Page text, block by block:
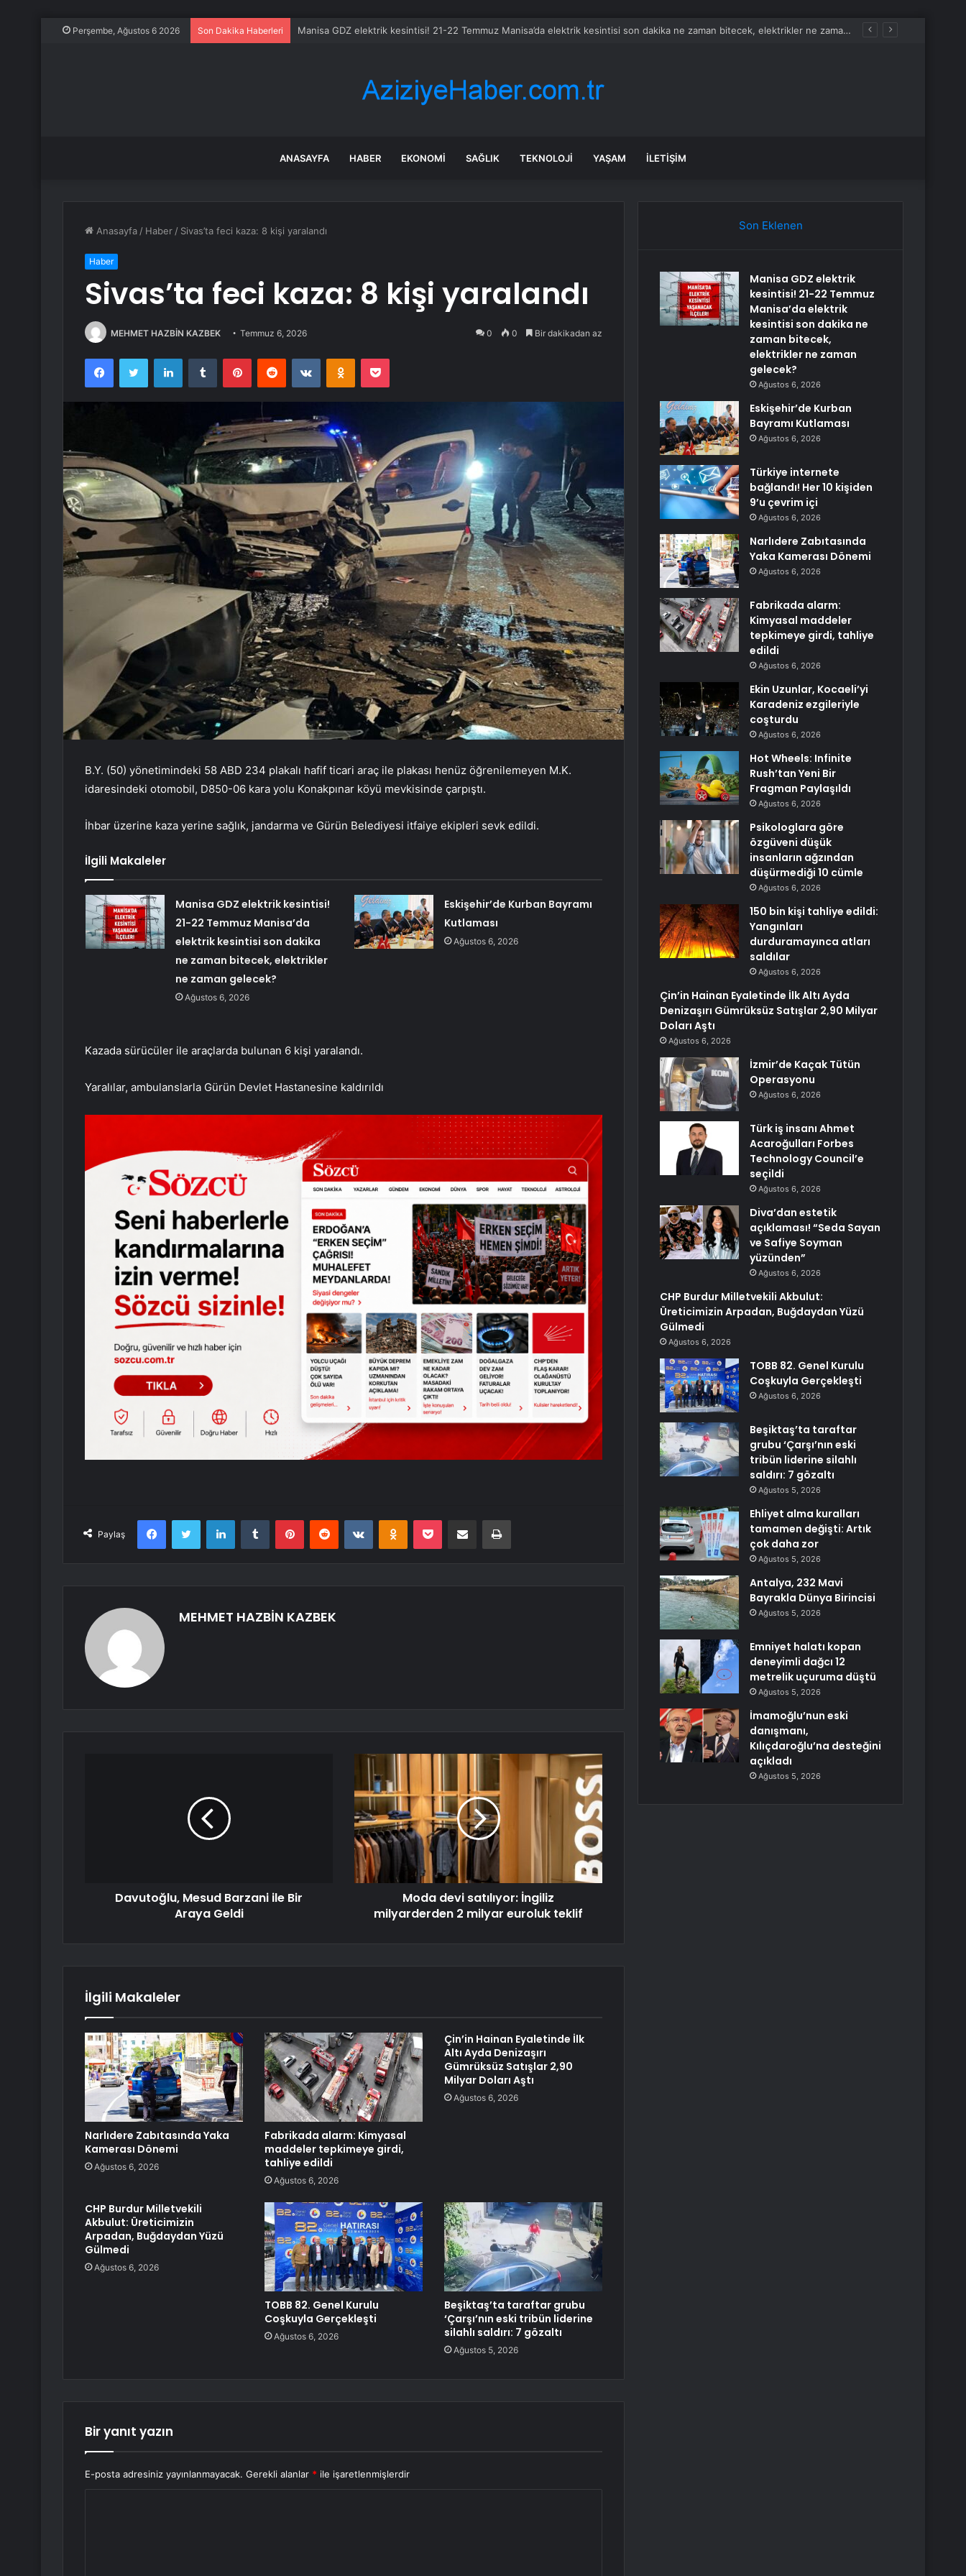
Perşembe, Ağustos 6 2026 Son Dakika Haberleri Manisa GDZ elektrik kesintisi! 21-22 Temmuz Manisa’da elektrik kesintisi son dakika ne zaman bitecek, elektrikler ne zaman gelecek?
ANASAYFA HABER EKONOMI SAĞLIK TEKNOLOJI YAŞAM İLETIŞIM
Anasayfa / Haber / Sivas’ta feci kaza: 8 kişi yaralandı
Haber
Sivas’ta feci kaza: 8 kişi yaralandı
MEHMET HAZBİN KAZBEK Temmuz 6, 2026 0 0 Bir dakikadan az
FacebookTwitter LinkedInTumblr PinterestReddit VKontakteOdnoklassniki
Pocket
B.Y. (50) yönetimindeki 58 ABD 234 plakalı hafif ticari araç ile plakası henüz öğrenilemeyen M.K.
idaresindeki otomobil, D850-06 kara yolu Konakpınar köyü mevkisinde çarpıştı.
İhbar üzerine kaza yerine sağlık, jandarma ve Gürün Belediyesi itfaiye ekipleri sevk edildi.
İlgili Makaleler
Manisa GDZ elektrik kesintisi!
21-22 Temmuz Manisa’da
elektrik kesintisi son dakika
ne zaman bitecek, elektrikler
ne zaman gelecek?
Ağustos 6, 2026
Eskişehir’de Kurban Bayramı
Kutlaması
Ağustos 6, 2026
Kazada sürücüler ile araçlarda bulunan 6 kişi yaralandı.
Yaralılar, ambulanslarla Gürün Devlet Hastanesine kaldırıldı
Paylaş
FacebookTwitter LinkedInTumblr PinterestReddit VKontakteOdnoklassniki
Pocket E-Posta ile paylaş Yazdır
MEHMET HAZBİN KAZBEK
Davutoğlu, Mesud Barzani ile Bir
Araya Geldi
Moda devi satılıyor: İngiliz
milyarderden 2 milyar euroluk teklif
İlgili Makaleler
Narlıdere Zabıtasında Yaka
Kamerası Dönemi
Ağustos 6, 2026
Fabrikada alarm: Kimyasal
maddeler tepkimeye girdi,
tahliye edildi
Ağustos 6, 2026
Çin’in Hainan Eyaletinde İlk
Altı Ayda Denizaşırı
Gümrüksüz Satışlar 2,90
Milyar Doları Aştı
Ağustos 6, 2026
CHP Burdur Milletvekili
Akbulut: Üreticimizin
Arpadan, Buğdaydan Yüzü
Gülmedi
Ağustos 6, 2026
TOBB 82. Genel Kurulu
Coşkuyla Gerçekleşti
Ağustos 6, 2026
Beşiktaş’ta taraftar grubu
‘Çarşı’nın eski tribün liderine
silahlı saldırı: 7 gözaltı
Ağustos 5, 2026
Bir yanıt yazın
E-posta adresiniz yayınlanmayacak. Gerekli alanlar * ile işaretlenmişlerdir
Son Eklenen
Manisa GDZ elektrik
kesintisi! 21-22 Temmuz
Manisa’da elektrik
kesintisi son dakika ne
zaman bitecek,
elektrikler ne zaman
gelecek?
Ağustos 6, 2026
Eskişehir’de Kurban
Bayramı Kutlaması
Ağustos 6, 2026
Türkiye internete
bağlandı! Her 10 kişiden
9’u çevrim içi
Ağustos 6, 2026
Narlıdere Zabıtasında
Yaka Kamerası Dönemi
Ağustos 6, 2026
Fabrikada alarm:
Kimyasal maddeler
tepkimeye girdi, tahliye
edildi
Ağustos 6, 2026
Ekin Uzunlar, Kocaeli’yi
Karadeniz ezgileriyle
coşturdu
Ağustos 6, 2026
Hot Wheels: Infinite
Rush’tan Yeni Bir
Fragman Paylaşıldı
Ağustos 6, 2026
Psikologlara göre
özgüveni düşük
insanların ağzından
düşürmediği 10 cümle
Ağustos 6, 2026
150 bin kişi tahliye edildi:
Yangınları
durduramayınca atları
saldılar
Ağustos 6, 2026
Çin’in Hainan Eyaletinde İlk Altı Ayda
Denizaşırı Gümrüksüz Satışlar 2,90 Milyar
Doları Aştı
Ağustos 6, 2026
İzmir’de Kaçak Tütün
Operasyonu
Ağustos 6, 2026
Türk iş insanı Ahmet
Acaroğulları Forbes
Technology Council’e
seçildi
Ağustos 6, 2026
Diva’dan estetik
açıklaması! “Seda Sayan
ve Safiye Soyman
yüzünden”
Ağustos 6, 2026
CHP Burdur Milletvekili Akbulut:
Üreticimizin Arpadan, Buğdaydan Yüzü
Gülmedi
Ağustos 6, 2026
TOBB 82. Genel Kurulu
Coşkuyla Gerçekleşti
Ağustos 6, 2026
Beşiktaş’ta taraftar
grubu ‘Çarşı’nın eski
tribün liderine silahlı
saldırı: 7 gözaltı
Ağustos 5, 2026
Ehliyet alma kuralları
tamamen değişti: Artık
çok daha zor
Ağustos 5, 2026
Antalya, 232 Mavi
Bayrakla Dünya Birincisi
Ağustos 5, 2026
Emniyet halatı kopan
deneyimli dağcı 12
metrelik uçuruma düştü
Ağustos 5, 2026
İmamoğlu’nun eski
danışmanı,
Kılıçdaroğlu’na desteğini
açıkladı
Ağustos 5, 2026